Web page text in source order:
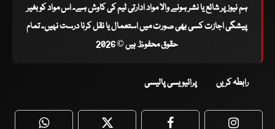
ہم نیوز پر شائع یا نشر ہونے والا مواد ادارتی ٹیم کی کاوش ہے۔ اس مواد کو بغیر
پیشگی اجازت کسی بھی صورت میں استعمال یا نقل کرنا درست نہیں۔ تمام
حقوق محفوظ ہیں © 2026
رابطہ کریں پرائیویسی پالیسی